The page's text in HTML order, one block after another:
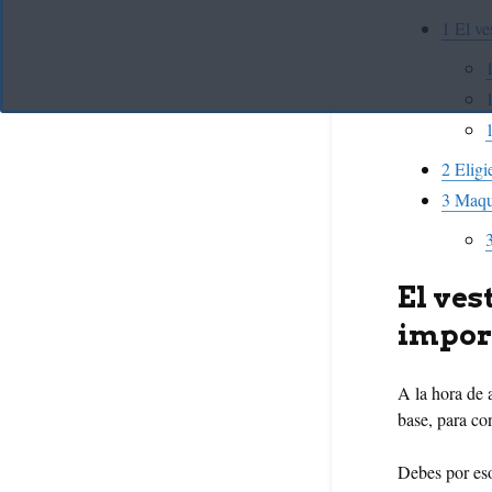
1 El
2
3
El
A la hora de
base, para
Debes por